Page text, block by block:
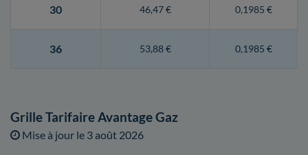
30 46,47 € 0,1985 €
36 53,88 € 0,1985 €
Grille Tarifaire Avantage Gaz
Mise à jour le 3 août 2026